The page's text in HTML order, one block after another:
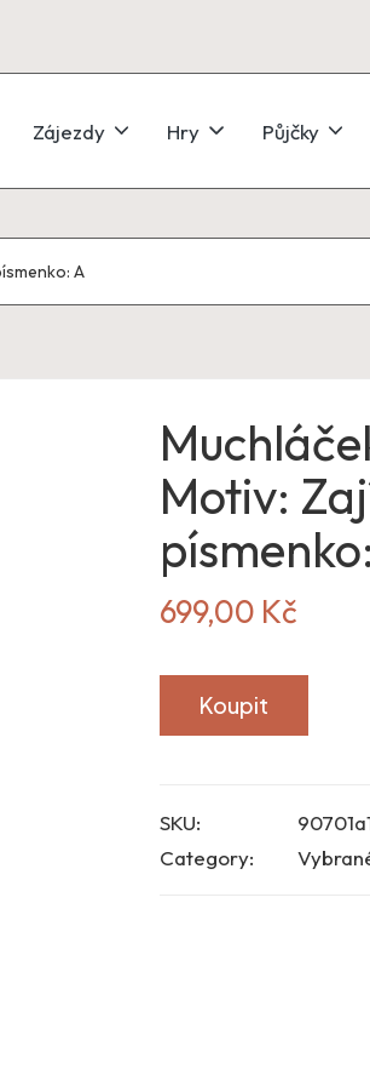
Zájezdy Hry Půjčky
A
Motiv:
699,00 Kč
Koupit
SKU:
Category: